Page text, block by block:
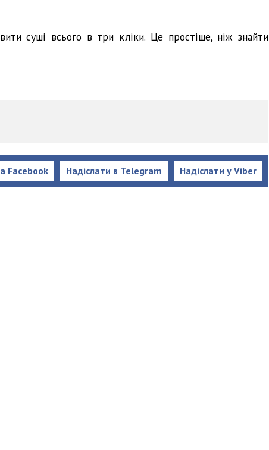
суші всього в три кліки. Це простіше, ніж знайти
Надіслати у Viber
Надіслати в Telegram
Facebook